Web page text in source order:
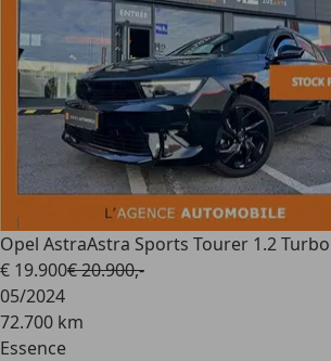
Opel AstraAstra Sports Tourer 1.2
€ 19.900€ 20.900,-
05/2024
72.700 km
Essence